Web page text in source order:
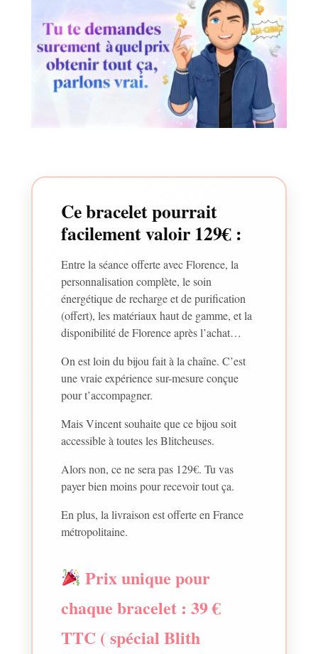
Ce bracelet pourrait
facilement valoir 129€ :
Entre la séance offerte avec Florence, la
personnalisation complète, le soin
énergétique de recharge et de purification
(offert), les matériaux haut de gamme, et la
disponibilité de Florence après l’achat…
On est loin du bijou fait à la chaîne. C’est
une vraie expérience sur-mesure conçue
pour t’accompagner.
Mais Vincent souhaite que ce bijou soit
accessible à toutes les Blitcheuses.
Alors non, ce ne sera pas 129€. Tu vas
payer bien moins pour recevoir tout ça.
En plus, la livraison est offerte en France
métropolitaine.
Prix unique pour
chaque bracelet : 39 €
TTC ( spécial Blith